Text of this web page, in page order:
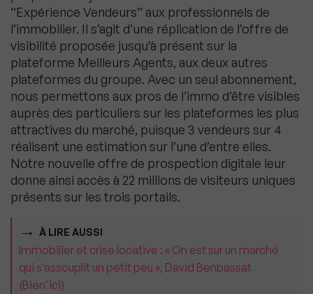
“Expérience Vendeurs” aux professionnels de
l’immobilier. Il s’agit d’une réplication de l’offre de
visibilité proposée jusqu’à présent sur la
plateforme Meilleurs Agents, aux deux autres
plateformes du groupe. Avec un seul abonnement,
nous permettons aux pros de l’immo d’être visibles
auprès des particuliers sur les plateformes les plus
attractives du marché, puisque 3 vendeurs sur 4
réalisent une estimation sur l’une d’entre elles.
Notre nouvelle offre de prospection digitale leur
donne ainsi accès à 22 millions de visiteurs uniques
présents sur les trois portails.
À LIRE AUSSI
Immobilier et crise locative : « On est sur un marché
qui s’assouplit un petit peu », David Benbassat
(Bien'ici)